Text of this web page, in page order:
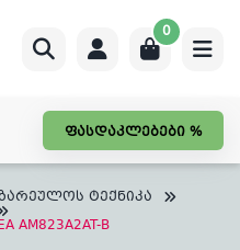
0
ფასდაკლებები %
ტექნიკა
B